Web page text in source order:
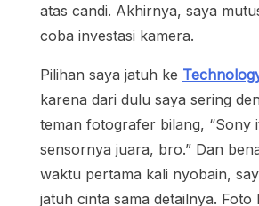
atas candi. Akhirnya, saya
coba investasi kamera.
Pilihan saya jatuh ke
karena dari dulu saya sering
teman fotografer bilang, “Sony
sensornya juara, bro.” Dan
waktu pertama kali nyobain,
jatuh cinta sama detailnya. Foto